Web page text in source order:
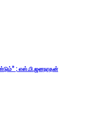
; எஸ்.பி.ஜனநாதன்